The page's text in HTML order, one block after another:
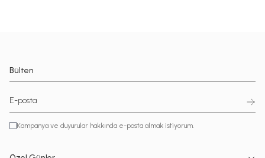
Bülten
Kampanya ve duyurular hakkında e-posta almak istiyorum.